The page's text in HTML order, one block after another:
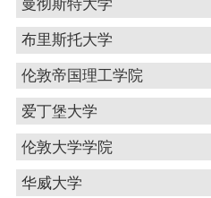
曼彻斯特大学
布里斯托大学
伦敦帝国理工学院
爱丁堡大学
伦敦大学学院
华威大学